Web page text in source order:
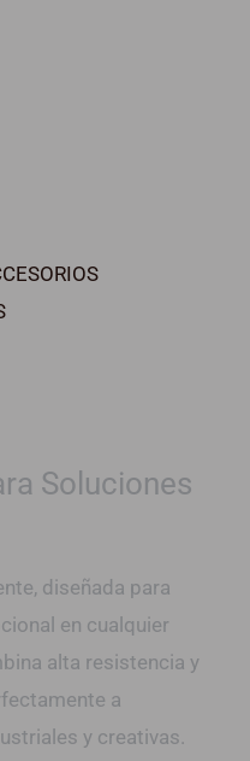
Soluciones
diseñada para
en cualquier
alta resistencia y
a
y creativas.